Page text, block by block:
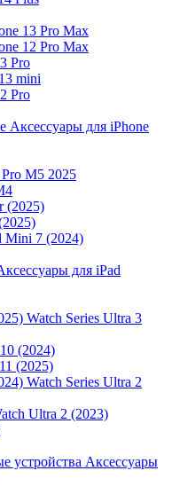
13 Pro Max
12 Pro Max
Pro
mini
Pro
Аксессуары для iPhone
M5 2025
(2025)
Mini 7 (2024)
для iPad
Watch Series Ultra 3
(2024)
(2025)
Watch Series Ultra 2
Ultra 2 (2023)
Аксессуары